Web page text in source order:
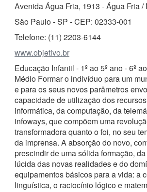
Avenida Água Fria, 1913 -Água Fria /
São Paulo - SP - CEP: 02333-001
Telefone: (11) 2203-6144
www.objetivo.br
Educação Infantil - 1º ao 5º ano - 6º
Médio Formar o indivíduo para um
e para os seus novos parâmetros
capacidade de utilização dos
informática, da computação, da
infoways, que compõem uma
transformadora quanto o foi, no seu
da imprensa. A absorção do novo,
prescindir de uma sólida formação,
lúcida das novas realidades e do
equipamentos básicos para a vida: a
linguística, o raciocínio lógico e